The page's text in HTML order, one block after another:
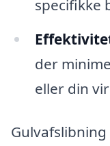
specifikke
der
eller din